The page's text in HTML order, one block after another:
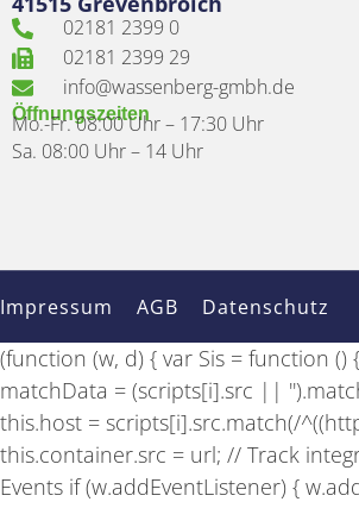
02181 2399 0
02181 2399 29
info@wassenberg-gmbh.de
Öffnungszeiten
Mo.-Fr. 08:00 Uhr – 17:30 Uhr
Sa. 08:00 Uhr – 14 Uhr
Impressum AGB Datenschutz
(function (w, d) { var Sis = function ()
matchData = (scripts[i].src ||
this.host = scripts[i].src.match(/
this.container.src = url; // Track
Events if (w.addEventListener) {